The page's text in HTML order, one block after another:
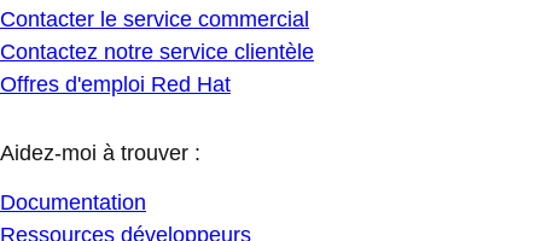
Contacter le service commercial
Contactez notre service clientèle
Offres d'emploi Red Hat
Aidez-moi à trouver :
Documentation
Ressources développeurs